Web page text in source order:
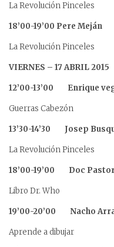
La Revolución Pinceles
18’00-19’00 Pere Meján
La Revolución Pinceles
VIERNES – 17 ABRIL 2015
12’00-13’00 Enrique
Guerras Cabezón
13’30-14’30 Josep
La Revolución Pinceles
18’00-19’00 Doc Pastor
Libro Dr. Who
19’00-20’00 Nacho
Aprende a dibujar